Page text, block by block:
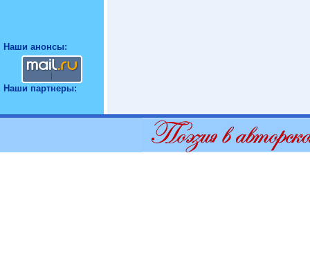
Наши анонсы:
Наши партнеры: